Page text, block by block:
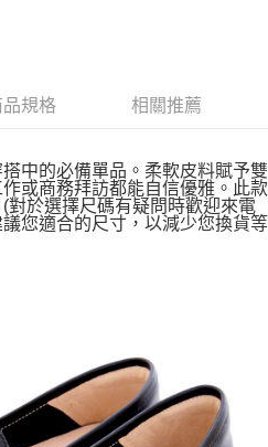
品規格 相關推薦
中的必備單品。柔軟皮料賦予雙
或商務拜訪都能自信優雅。此款
對於選擇尺碼有疑問時歡迎來電
您適合的尺寸，以減少您換貨等